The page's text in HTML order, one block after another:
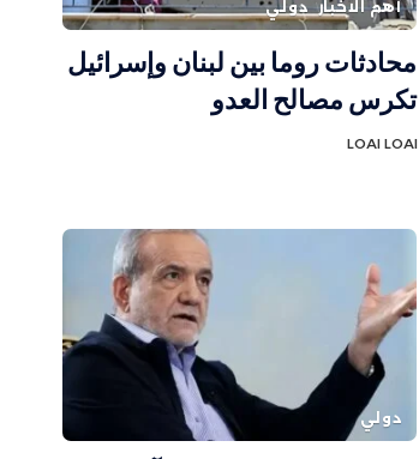
أهم الاخبار دولي
محادثات روما بين لبنان وإسرائيل
تكرس مصالح العدو
LOAI LOAI
دولي